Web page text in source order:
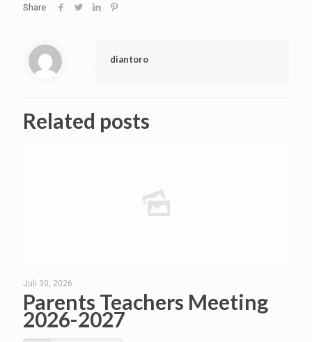
Share
diantoro
Related posts
Juli 30, 2026
Parents Teachers Meeting
2026-2027